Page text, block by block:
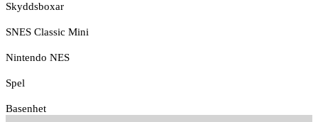
Skyddsboxar
SNES Classic Mini
Nintendo NES
Spel
Basenhet